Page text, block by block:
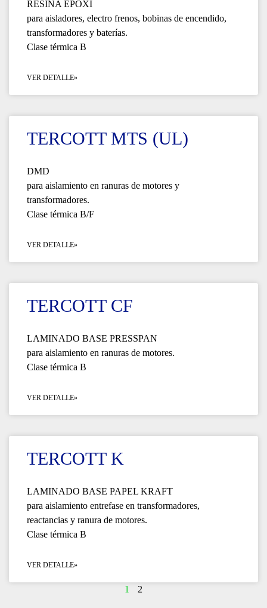
RESINA EPOXI
para aisladores, electro frenos, bobinas de encendido,
transformadores y baterías.
Clase térmica B
VER DETALLE»
TERCOTT MTS (UL)
DMD
para aislamiento en ranuras de motores y
transformadores.
Clase térmica B/F
VER DETALLE»
TERCOTT CF
LAMINADO BASE PRESSPAN
para aislamiento en ranuras de motores.
Clase térmica B
VER DETALLE»
TERCOTT K
LAMINADO BASE PAPEL KRAFT
para aislamiento entrefase en transformadores,
reactancias y ranura de motores.
Clase térmica B
VER DETALLE»
1 2